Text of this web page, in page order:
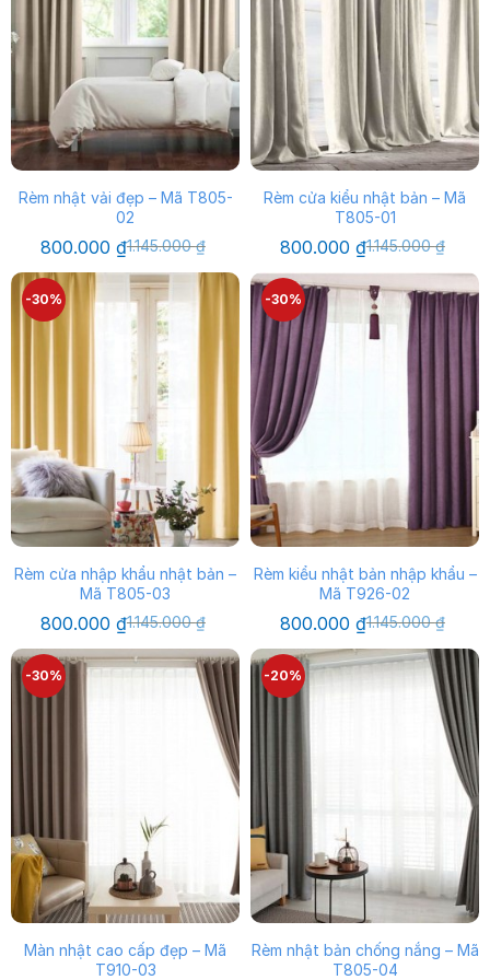
Rèm nhật vải đẹp – Mã T805-
02
1.145.000₫
Giá
gốc
là:
1.145.000 ₫.
800.000 ₫Giá
hiện
tại
là:
800.000 ₫.
Rèm cửa kiểu nhật bản – Mã
T805-01
1.145.000₫
Giá
gốc
là:
1.145.000 ₫.
800.000 ₫Giá
hiện
tại
là:
800.000 ₫.
-30%
Rèm cửa nhập khẩu nhật bản –
Mã T805-03
1.145.000₫
Giá
gốc
là:
1.145.000 ₫.
800.000 ₫Giá
hiện
tại
là:
800.000 ₫.
-30%
Rèm kiểu nhật bản nhập khẩu –
Mã T926-02
1.145.000₫
Giá
gốc
là:
1.145.000 ₫.
800.000 ₫Giá
hiện
tại
là:
800.000 ₫.
-30%
Màn nhật cao cấp đẹp – Mã
T910-03
-20%
Rèm nhật bản chống nắng – Mã
T805-04